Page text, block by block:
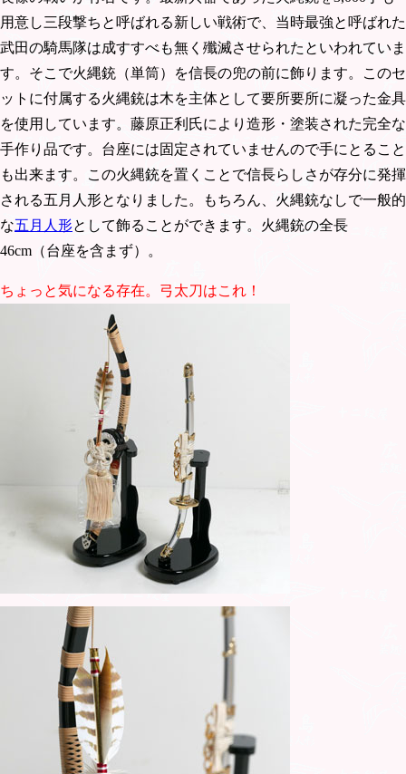
用意し三段撃ちと呼ばれる新しい戦術で、当時最強と呼ばれた
武田の騎馬隊は成すすべも無く殲滅させられたといわれていま
す。そこで火縄銃（単筒）を信長の兜の前に飾ります。このセ
ットに付属する火縄銃は木を主体として要所要所に凝った金具
を使用しています。藤原正利氏により造形・塗装された完全な
手作り品です。台座には固定されていませんので手にとること
も出来ます。この火縄銃を置くことで信長らしさが存分に発揮
される五月人形となりました。もちろん、火縄銃なしで一般的
な五月人形として飾ることができます。火縄銃の全長
46cm（台座を含まず）。
ちょっと気になる存在。弓太刀はこれ！